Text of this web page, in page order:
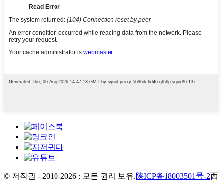
© 저작권 - 2010-2026 : 모든 권리 보유.陕ICP备18003501号-2西